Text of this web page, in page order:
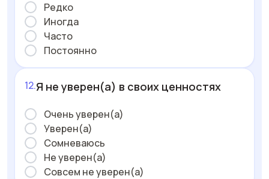
Редко
Иногда
Часто
Постоянно
Я не уверен(а) в своих ценностях
Очень уверен(а)
Уверен(а)
Сомневаюсь
Не уверен(а)
Совсем не уверен(а)